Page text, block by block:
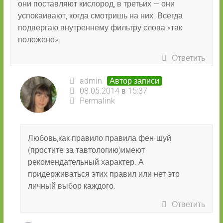
они поставляют кислород, в третьих — они
успокаивают, когда смотришь на них. Всегда
подвергаю внутреннему фильтру слова «так
положено».
Ответить
admin
Автор записи
08.05.2014 в 15:37
Permalink
Любовь,как правило правила фен-шуй
(простите за тавтологию)имеют
рекомендательный характер. А
придерживаться этих правил или нет это
личный выбор каждого.
Ответить